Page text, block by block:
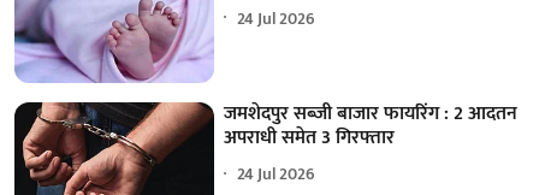
24 Jul 2026
जमशेदपुर सब्जी बाजार फायरिंग : 2 आदतन
अपराधी समेत 3 गिरफ्तार
24 Jul 2026